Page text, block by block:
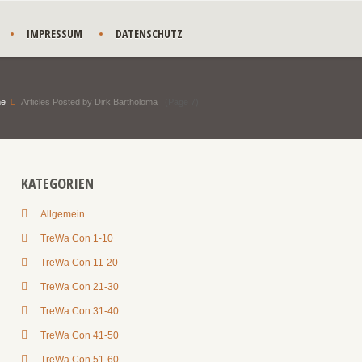
IMPRESSUM DATENSCHUTZ
Articles Posted by Dirk Bartholomä
KATEGORIEN
Allgemein
TreWa Con 1-10
TreWa Con 11-20
TreWa Con 21-30
TreWa Con 31-40
TreWa Con 41-50
TreWa Con 51-60